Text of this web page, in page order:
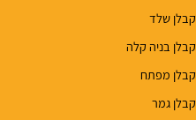
קבלן שלד
קבלן בניה קלה
קבלן מפתח
קבלן גמר